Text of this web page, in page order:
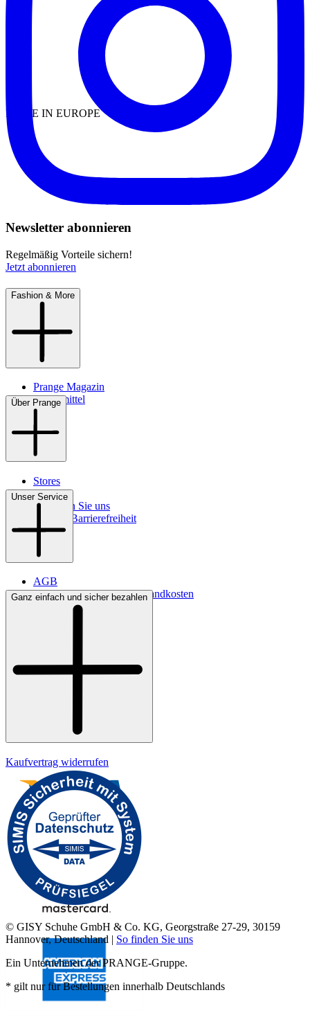
MADE IN EUROPE
Newsletter abonnieren
Regelmäßig Vorteile sichern!
Jetzt abonnieren
Fashion & More
Prange Magazin
Pflegemittel
Über Prange
Stores
Kontakt
So finden Sie uns
Digitale Barrierefreiheit
Unser Service
AGB
Lieferbedingungen & Versandkosten
Bezahlung
Ganz einfach und sicher bezahlen
Kaufvertrag widerrufen
© GISY Schuhe GmbH & Co. KG, Georgstraße 27-29, 30159
Hannover, Deutschland | So finden Sie uns
Ein Unternehmen der PRANGE-Gruppe.
* gilt nur für Bestellungen innerhalb Deutschlands